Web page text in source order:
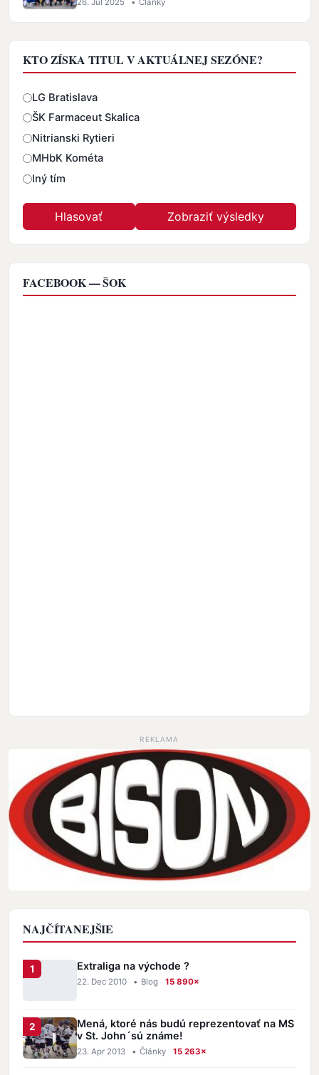
26. Jul 2025 • Články
KTO ZÍSKA TITUL V AKTUÁLNEJ SEZÓNE?
Odpovede
LG Bratislava
ŠK Farmaceut Skalica
Nitrianski Rytieri
MHbK Kométa
Iný tím
FACEBOOK — ŠOK
REKLAMA
NAJČÍTANEJŠIE
Extraliga na východe ?
22. Dec 2010 • Blog 15 890×
Mená, ktoré nás budú reprezentovať na MS
v St. John´sú známe!
23. Apr 2013 • Články 15 263×